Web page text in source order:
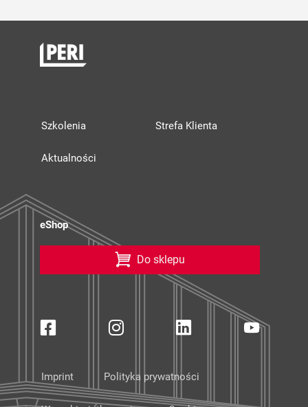
Szkolenia Strefa Klienta
Aktualności
eShop
Do sklepu
Imprint Polityka prywatności